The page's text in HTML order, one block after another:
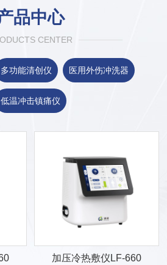
品中心
CENTER
多功能清创仪 医用外伤冲洗器
低温冲击镇痛仪
加压冷热敷仪LF-660